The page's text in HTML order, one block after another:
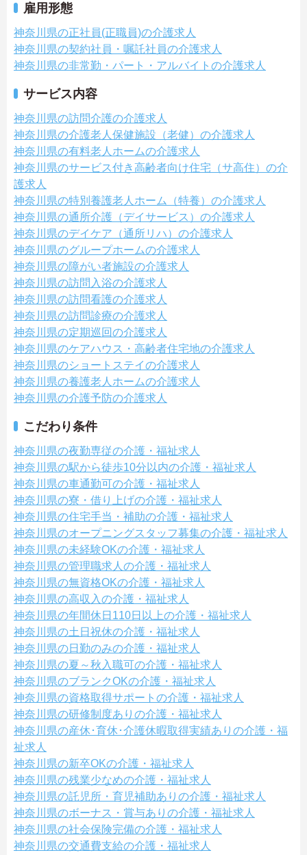
雇用形態
神奈川県の正社員(正職員)の介護求人
神奈川県の契約社員・嘱託社員の介護求人
神奈川県の非常勤・パート・アルバイトの介護求人
サービス内容
神奈川県の訪問介護の介護求人
神奈川県の介護老人保健施設（老健）の介護求人
神奈川県の有料老人ホームの介護求人
神奈川県のサービス付き高齢者向け住宅（サ高住）の介
護求人
神奈川県の特別養護老人ホーム（特養）の介護求人
神奈川県の通所介護（デイサービス）の介護求人
神奈川県のデイケア（通所リハ）の介護求人
神奈川県のグループホームの介護求人
神奈川県の障がい者施設の介護求人
神奈川県の訪問入浴の介護求人
神奈川県の訪問看護の介護求人
神奈川県の訪問診療の介護求人
神奈川県の定期巡回の介護求人
神奈川県のケアハウス・高齢者住宅地の介護求人
神奈川県のショートステイの介護求人
神奈川県の養護老人ホームの介護求人
神奈川県の介護予防の介護求人
こだわり条件
神奈川県の夜勤専従の介護・福祉求人
神奈川県の駅から徒歩10分以内の介護・福祉求人
神奈川県の車通勤可の介護・福祉求人
神奈川県の寮・借り上げの介護・福祉求人
神奈川県の住宅手当・補助の介護・福祉求人
神奈川県のオープニングスタッフ募集の介護・福祉求人
神奈川県の未経験OKの介護・福祉求人
神奈川県の管理職求人の介護・福祉求人
神奈川県の無資格OKの介護・福祉求人
神奈川県の高収入の介護・福祉求人
神奈川県の年間休日110日以上の介護・福祉求人
神奈川県の土日祝休の介護・福祉求人
神奈川県の日勤のみの介護・福祉求人
神奈川県の夏～秋入職可の介護・福祉求人
神奈川県のブランクOKの介護・福祉求人
神奈川県の資格取得サポートの介護・福祉求人
神奈川県の研修制度ありの介護・福祉求人
神奈川県の産休･育休･介護休暇取得実績ありの介護・福
祉求人
神奈川県の新卒OKの介護・福祉求人
神奈川県の残業少なめの介護・福祉求人
神奈川県の託児所・育児補助ありの介護・福祉求人
神奈川県のボーナス・賞与ありの介護・福祉求人
神奈川県の社会保険完備の介護・福祉求人
神奈川県の交通費支給の介護・福祉求人